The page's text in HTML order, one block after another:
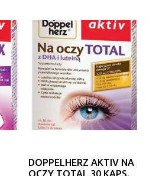
DOPPELHERZ AKTIV NA
OCZY TOTAL 30 KAPS.